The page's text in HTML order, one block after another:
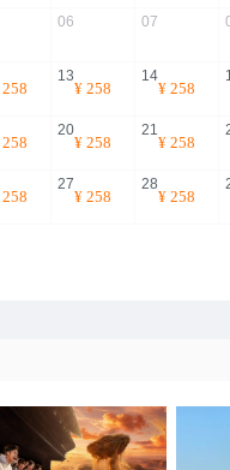
06 07
258
13
¥ 258
14
¥ 258
258
20
¥ 258
21
¥ 258
258
27
¥ 258
28
¥ 258